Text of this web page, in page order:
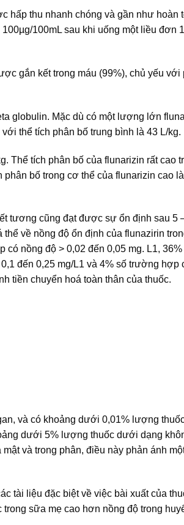
thu nhanh chóng và gần như hoàn
100mL sau khi uống một liều đơn
gắn kết trong máu (99%), chủ yếu
globulin. Mặc dù có một lượng lớn
thể tích phân bố trung bình là 43 L/kg.
Thể tích phân bố của flunarizin rất cao
bố trong cơ thể của flunarizin cao
tương cũng đạt được sự ổn định sau 5
về nồng độ ổn định của flunazirin
nồng độ > 0,02 đến 0,05 mg. L1,
đến 0,25 mg/L1 và 4% số trường hợp
tiền chuyển hoá toàn thân của thuốc.
và có khoảng dưới 0,01% lượng
dưới 5% lượng thuốc dưới dạng
và trong phân, điều này phản ánh
tài liệu đặc biệt về việc bài xuất của
sữa mẹ cao hơn nồng độ trong